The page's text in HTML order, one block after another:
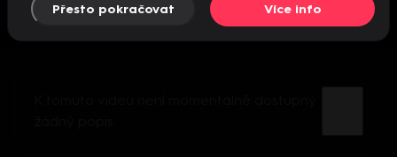
Přesto pokračovat Více info